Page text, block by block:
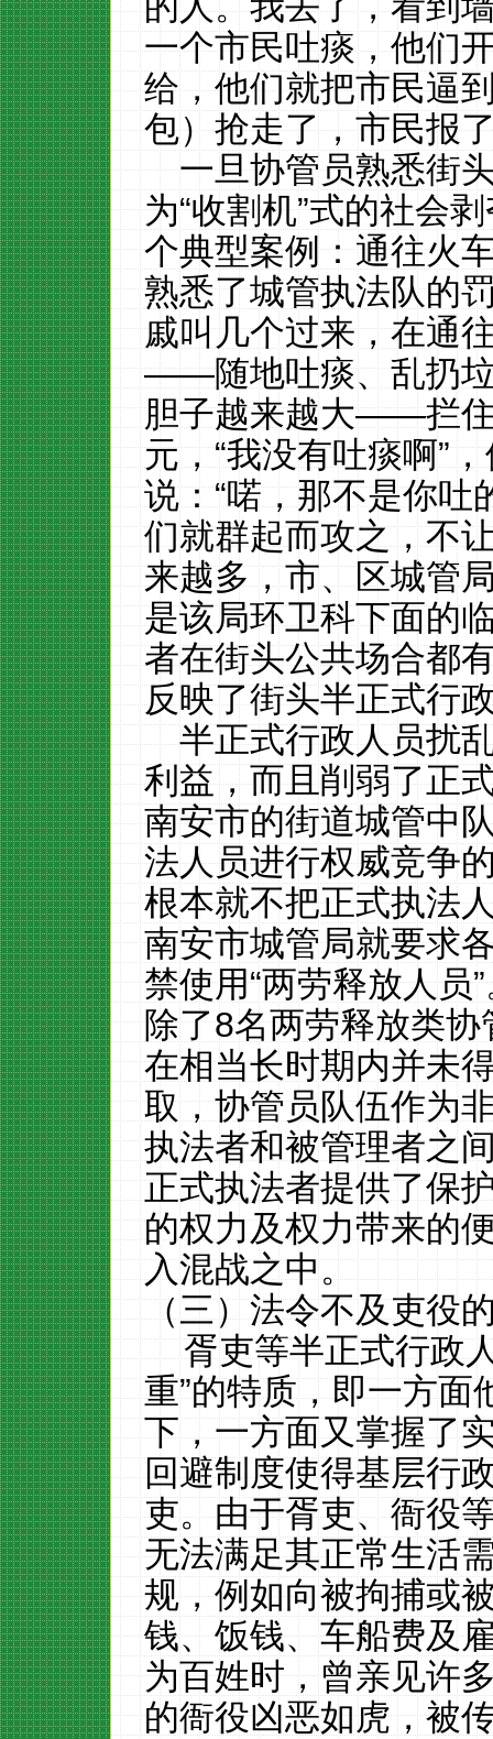
一个市民吐痰，他们
给，他们就把市民逼
包）抢走了，市民报
一旦协管员熟悉街
为“收割机”式的社会
个典型案例：通往火
熟悉了城管执法队的
戚叫几个过来，在通
——随地吐痰、乱扔
胆子越来越大——拦
元，“我没有吐痰啊”
说：“喏，那不是你吐
们就群起而攻之，不
来越多，市、区城管
是该局环卫科下面的
者在街头公共场合都
反映了街头半正式行
半正式行政人员扰
利益，而且削弱了正
南安市的街道城管中
法人员进行权威竞争
根本就不把正式执法
南安市城管局就要求
禁使用“两劳释放人员
除了8名两劳释放类协
在相当长时期内并未
取，协管员队伍作为
执法者和被管理者之
正式执法者提供了保
的权力及权力带来的
入混战之中。
（三）法令不及吏役
胥吏等半正式行政
重”的特质，即一方面
下，一方面又掌握了
回避制度使得基层行
吏。由于胥吏、衙役
无法满足其正常生活
规，例如向被拘捕或
钱、饭钱、车船费及
为百姓时，曾亲见许
的衙役凶恶如虎，被